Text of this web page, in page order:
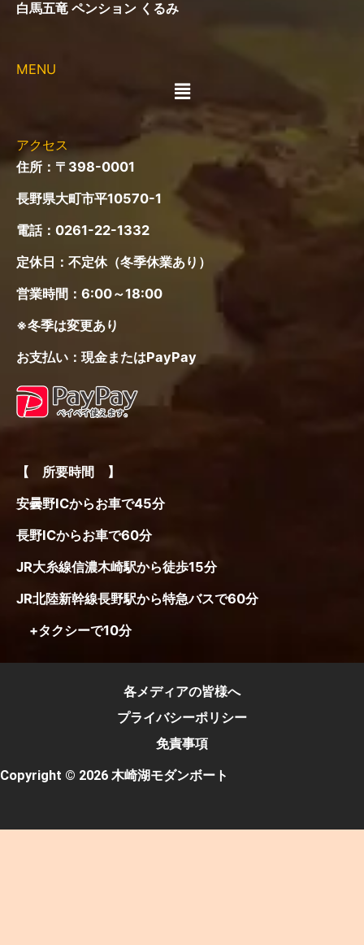
白馬五竜 ペンション くるみ
MENU
メ
ニ
ー
アクセス
住所：〒398-0001
長野県大町市平10570-1
電話： 0261-22-1332
定休日：不定休（冬季休業あり）
営業時間：6:00～18:00
※冬季は変更あり
お支払い：現金またはPayPay
【 所要時間 】
安曇野ICからお車で45分
長野ICからお車で60分
JR大糸線信濃木崎駅から徒歩15分
JR北陸新幹線長野駅から特急バスで60分
+タクシーで10分
各メディアの皆様へ
プライバシーポリシー
免責事項
Copyright © 2026 木崎湖モダンボート